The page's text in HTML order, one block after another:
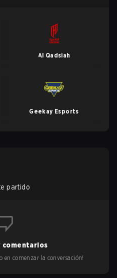
Al Qadsiah
Geekay Esports
partido
comentarios
en comenzar la conversación!